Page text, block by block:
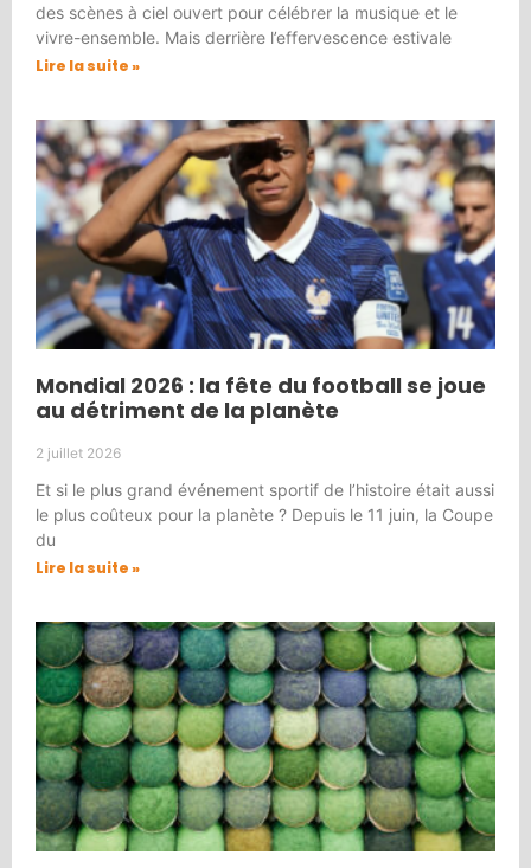
des scènes à ciel ouvert pour célébrer la musique et le
vivre-ensemble. Mais derrière l’effervescence estivale
Lire la suite »
Mondial 2026 : la fête du football se joue
au détriment de la planète
2 juillet 2026
Et si le plus grand événement sportif de l’histoire était aussi
le plus coûteux pour la planète ? Depuis le 11 juin, la Coupe
du
Lire la suite »